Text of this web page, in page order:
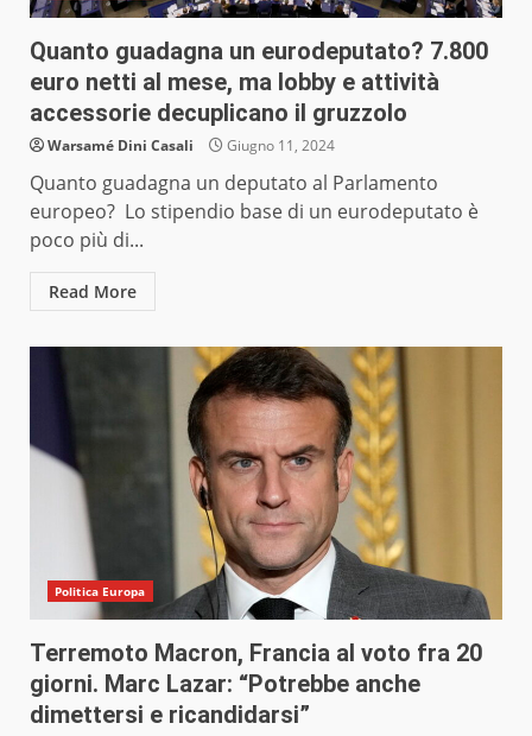
Quanto guadagna un eurodeputato? 7.800
euro netti al mese, ma lobby e attività
accessorie decuplicano il gruzzolo
Warsamé Dini Casali Giugno 11, 2024
Quanto guadagna un deputato al Parlamento
europeo? Lo stipendio base di un eurodeputato è
poco più di...
Read More
Politica Europa
Terremoto Macron, Francia al voto fra 20
giorni. Marc Lazar: “Potrebbe anche
dimettersi e ricandidarsi”